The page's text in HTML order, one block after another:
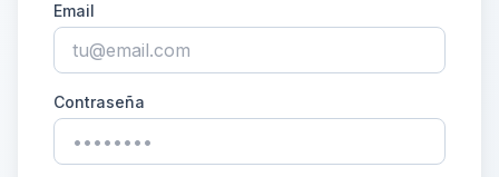
Email
Contraseña